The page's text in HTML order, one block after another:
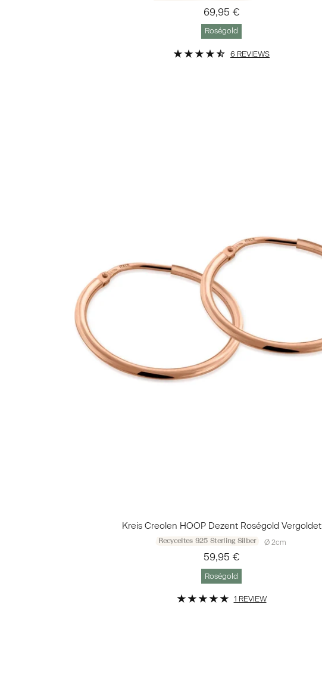
69,95 €
Roségold
6 REVIEWS
Kreis Creolen HOOP Dezent Roségold Vergoldet
Recyceltes 925 Sterling Silber Ø 2cm
59,95 €
Roségold
1 REVIEW